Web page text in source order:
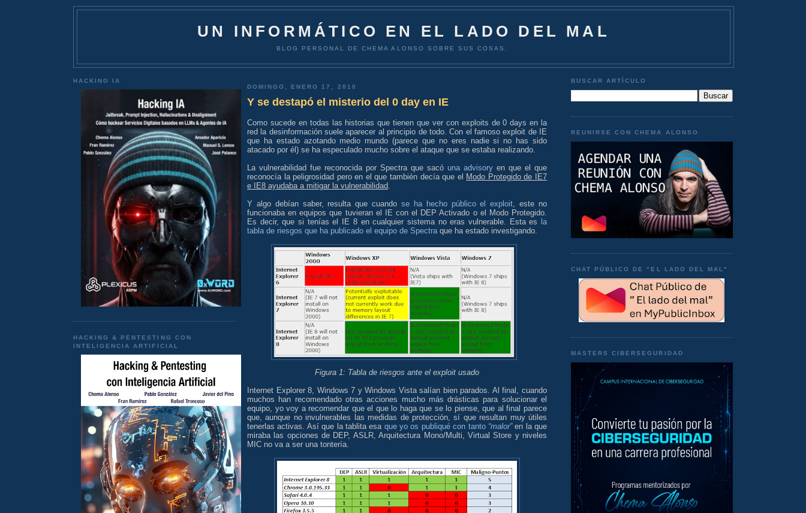
UN INFORMÁTICO EN EL LADO DEL MAL
BLOG PERSONAL DE CHEMA ALONSO SOBRE SUS COSAS.
HACKING IA
HACKING & PENTESTING CON
INTELIGENCIA ARTIFICIAL
DOMINGO, ENERO 17, 2010
Y se destapó el misterio del 0 day en IE
Como sucede en todas las historias que tienen que ver con exploits de 0 days en la
red la desinformación suele aparecer al principio de todo. Con el famoso exploit de IE
que ha estado azotando medio mundo (parece que no eres nadie si no has sido
atacado por él) se ha especulado mucho sobre el ataque que se estaba realizando.
La vulnerabilidad fue reconocida por Spectra que sacó una advisory en que el que
reconocía la peligrosidad pero en el que también decía que el Modo Protegido de IE7
e IE8 ayudaba a mitigar la vulnerabilidad
Y algo debían saber, resulta que cuando se ha hecho público el exploit , este no
funcionaba en equipos que tuvieran el IE con el DEP Activado o el Modo Protegido.
Es decir, que si tenías el IE 8 en cualquier sistema no eras vulnerable. Esta es
la
tabla de riesgos que ha publicado el equipo de Spectra que ha estado investigando.
Figura 1: Tabla de riesgos ante el exploit usado
Internet Explorer 8, Windows 7 y Windows Vista salían bien parados. Al final, cuando
muchos han recomendado otras acciones mucho más drásticas para solucionar el
equipo, yo voy a recomendar que el que lo haga que se lo piense, que al final parece
que, aunque no invulnerables las medidas de protección, sí que resultan muy útiles
tenerlas activas. Así que la tablita esa que yo os publiqué con tanto “malor”en la que
miraba las opciones de DEP, ASLR, Arquitectura Mono/Multi, Virtual Store y niveles
MIC no va a ser una tontería.
BUSCAR ARTÍCULO
REUNIRSE CON CHEMA ALONSO
CHAT PÚBLICO DE "EL LADO DEL MAL"
MASTERS CIBERSEGURIDAD